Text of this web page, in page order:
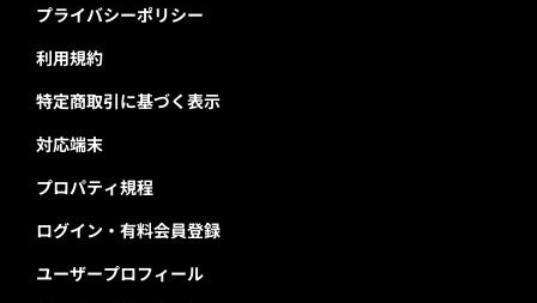
プライバシーポリシー
利用規約
特定商取引に基づく表示
対応端末
プロパティ規程
ログイン・有料会員登録
ユーザープロフィール